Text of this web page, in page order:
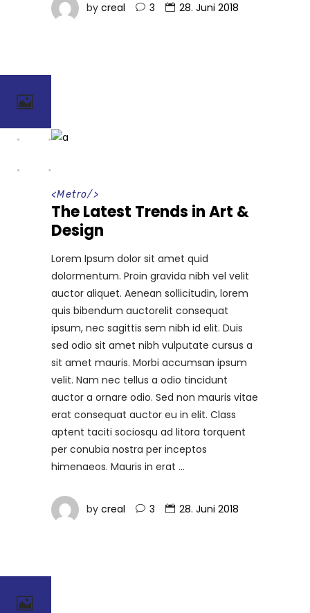
by creal 3 28. Juni 2018
<Metro/>
The Latest Trends in Art &
Design
Lorem Ipsum dolor sit amet quid
dolormentum. Proin gravida nibh vel velit
auctor aliquet. Aenean sollicitudin, lorem
quis bibendum auctorelit consequat
ipsum, nec sagittis sem nibh id elit. Duis
sed odio sit amet nibh vulputate cursus a
sit amet mauris. Morbi accumsan ipsum
velit. Nam nec tellus a odio tincidunt
auctor a ornare odio. Sed non mauris vitae
erat consequat auctor eu in elit. Class
aptent taciti sociosqu ad litora torquent
per conubia nostra per inceptos
himenaeos. Mauris in erat
by creal 3 28. Juni 2018